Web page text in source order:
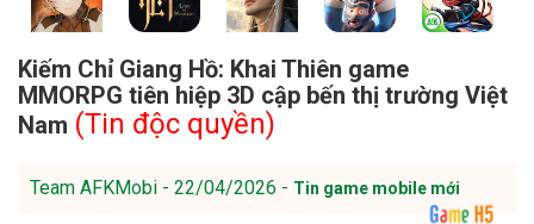
Kiếm Chỉ Giang Hồ: Khai Thiên game
MMORPG tiên hiệp 3D cập bến thị trường Việt
Nam (Tin độc quyền)
Team AFKMobi - 22/04/2026 - Tin game mobile mới